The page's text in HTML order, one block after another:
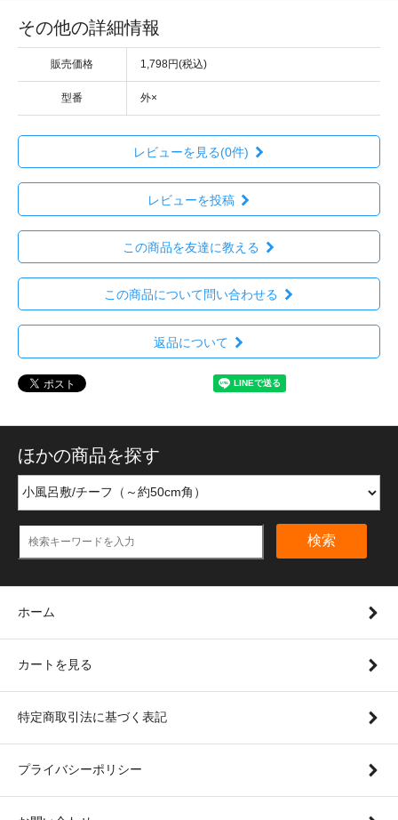
その他の詳細情報
販売価格 1,798円(税込)
型番 外×
レビューを見る(0件)
レビューを投稿
この商品を友達に教える
この商品について問い合わせる
返品について
ほかの商品を探す
検索
ホーム
カートを見る
特定商取引法に基づく表記
プライバシーポリシー